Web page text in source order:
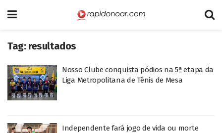
Tag: resultados
Nosso Clube conquista pódios na 5ª etapa da
Liga Metropolitana de Tênis de Mesa
Independente fará jogo de vida ou morte